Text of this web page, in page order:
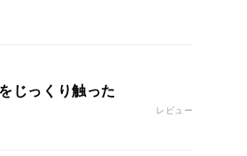
じっくり触った
レビュー